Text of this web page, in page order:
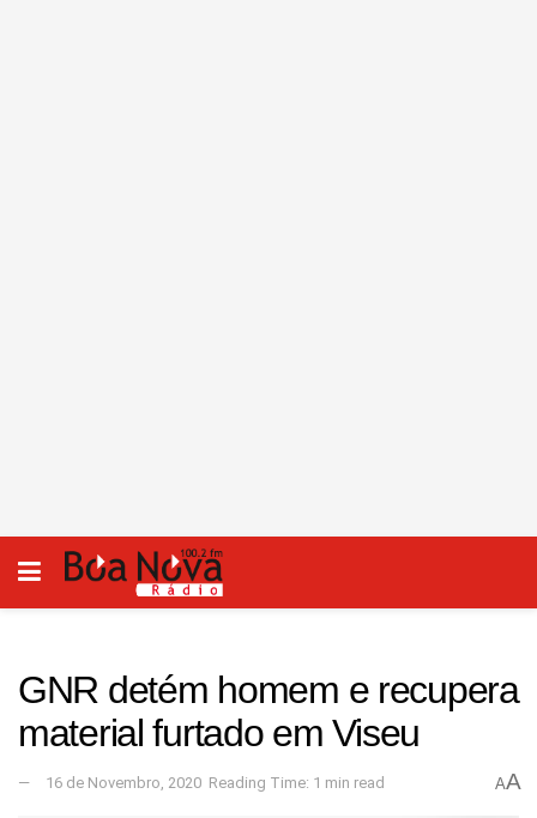
GNR detém homem e recupera
material furtado em Viseu
16 de Novembro, 2020 Reading Time: 1 min read AA